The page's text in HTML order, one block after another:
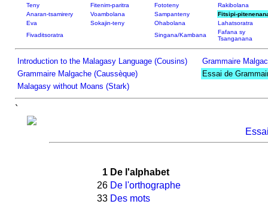
Teny Fitenim-paritra Fototeny
Rakibolana
Anaran-tsamirery
Voambolana Sampanteny
Fitsipi-
Eva
Sokajin-teny Ohabolana
Lahatsoratra
Fivaditsoratra
Singana/Kambana
Fafana sy
Tsanganana
Introduction to the Malagasy Language (Cousins)
Grammaire
Grammaire Malgache (Caussèque)
Essai de
Malagasy without Moans (Stark)
`
1 De l'alphabet
26 De l'orthographe
33 Des mots